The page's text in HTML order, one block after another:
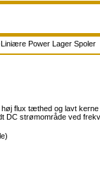
Power Lager Spoler
flux tæthed og lavt
DC strømområde ved